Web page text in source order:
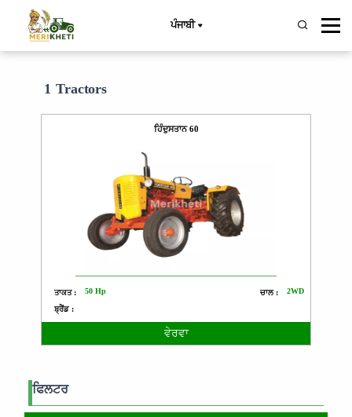
ਪੰਜਾਬੀ
1 Tractors
ਹਿੰਦੁਸਤਾਨ 60
ਤਾਕਤ : 50 Hp ਚਾਲ : 2WD
ਬ੍ਰੈਂਡ :
ਵੇਰਵਾ
ਫਿਲਟਰ